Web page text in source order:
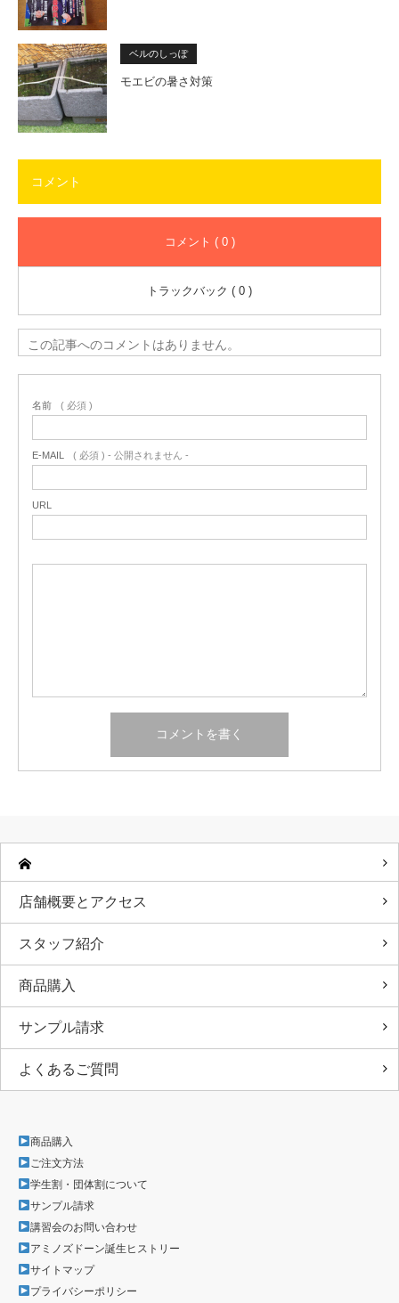
ベルのしっぽ
モエビの暑さ対策
コメント
コメント ( 0 )
トラックバック ( 0 )
この記事へのコメントはありません。
名前 ( 必須 )
E-MAIL ( 必須 ) - 公開されません -
URL
店舗概要とアクセス
スタッフ紹介
商品購入
サンプル請求
よくあるご質問
商品購入
ご注文方法
学生割・団体割について
サンプル請求
講習会のお問い合わせ
アミノズドーン誕生ヒストリー
サイトマップ
プライバシーポリシー